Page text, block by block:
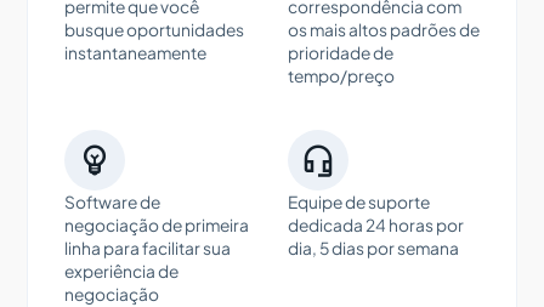
permite que você
busque oportunidades
instantaneamente
correspondência com
os mais altos padrões de
prioridade de
tempo/preço

Software de
negociação de primeira
linha para facilitar sua
experiência de
negociação

Equipe de suporte
dedicada 24 horas por
dia, 5 dias por semana